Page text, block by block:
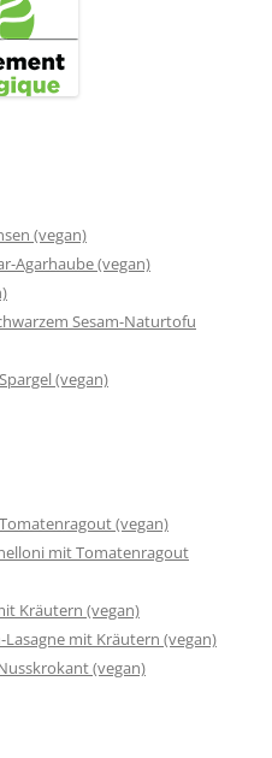
(vegan)
Agarhaube (vegan)
Sesam-Naturtofu
(vegan)
(vegan)
mit Tomatenragout
Kräutern (vegan)
Lasagne mit Kräutern (vegan)
(vegan)